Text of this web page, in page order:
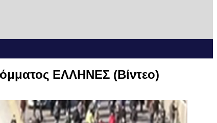
ΕΛΛΗΝΕΣ (Βίντεο)